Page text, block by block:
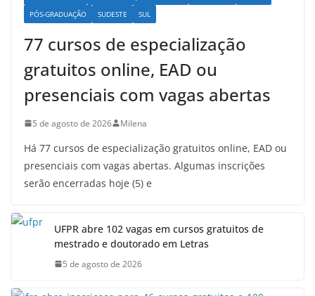
PÓS-GRADUAÇÃO
SUDESTE SUL
77 cursos de especialização
gratuitos online, EAD ou
presenciais com vagas abertas
5 de agosto de 2026 Milena
Há 77 cursos de especialização gratuitos online, EAD ou
presenciais com vagas abertas. Algumas inscrições
serão encerradas hoje (5) e
UFPR abre 102 vagas em cursos gratuitos de
mestrado e doutorado em Letras
5 de agosto de 2026